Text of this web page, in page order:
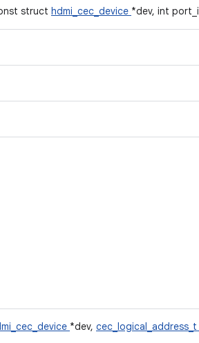
struct hdmi_cec_device *dev, int
*dev, cec_logical_address_t